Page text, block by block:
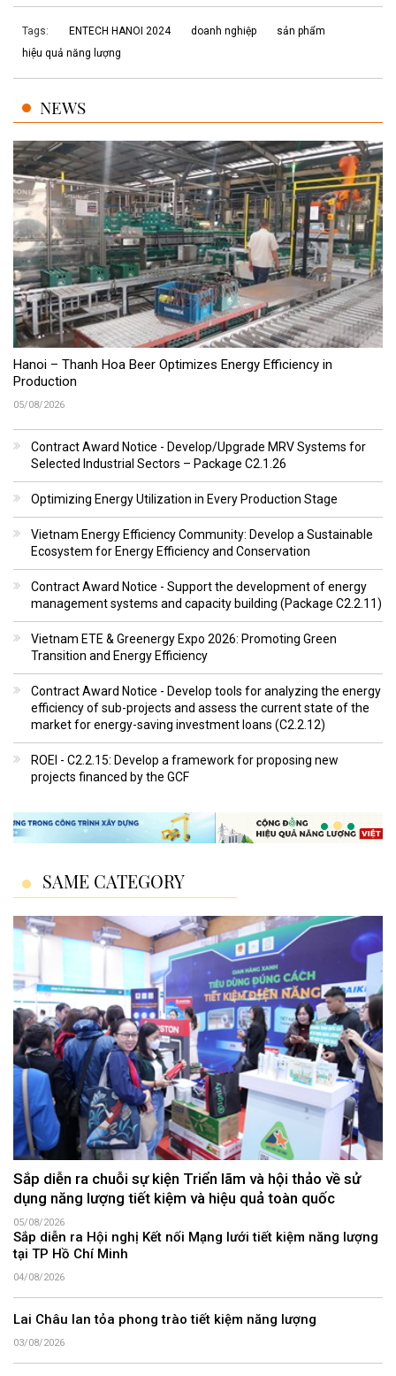
Tags: ENTECH HANOI 2024 doanh nghiệp
sản phẩm
hiệu quả năng lượng
NEWS
Hanoi – Thanh Hoa Beer Optimizes Energy Efficiency in
Production
05/08/2026
Contract Award Notice - Develop/Upgrade MRV Systems for
Selected Industrial Sectors – Package C2.1.26
Optimizing Energy Utilization in Every Production Stage
Vietnam Energy Efficiency Community: Develop a Sustainable
Ecosystem for Energy Efficiency and Conservation
Contract Award Notice - Support the development of energy
management systems and capacity building (Package C2.2.11)
Vietnam ETE & Greenergy Expo 2026: Promoting Green
Transition and Energy Efficiency
Contract Award Notice - Develop tools for analyzing the energy
efficiency of sub-projects and assess the current state of the
market for energy-saving investment loans (C2.2.12)
ROEI - C2.2.15: Develop a framework for proposing new
projects financed by the GCF
SAME CATEGORY
Sắp diễn ra chuỗi sự kiện Triển lãm và hội thảo về sử
dụng năng lượng tiết kiệm và hiệu quả toàn quốc
05/08/2026
Sắp diễn ra Hội nghị Kết nối Mạng lưới tiết kiệm năng lượng
tại TP Hồ Chí Minh
04/08/2026
Lai Châu lan tỏa phong trào tiết kiệm năng lượng
03/08/2026